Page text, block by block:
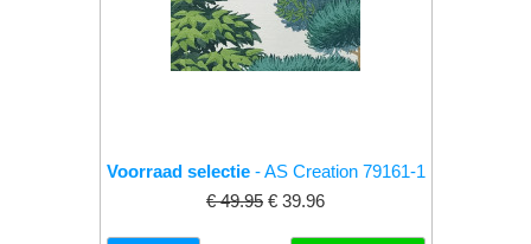
Voorraad selectie- AS Creation 79161-1
€ 49.95 € 39.96